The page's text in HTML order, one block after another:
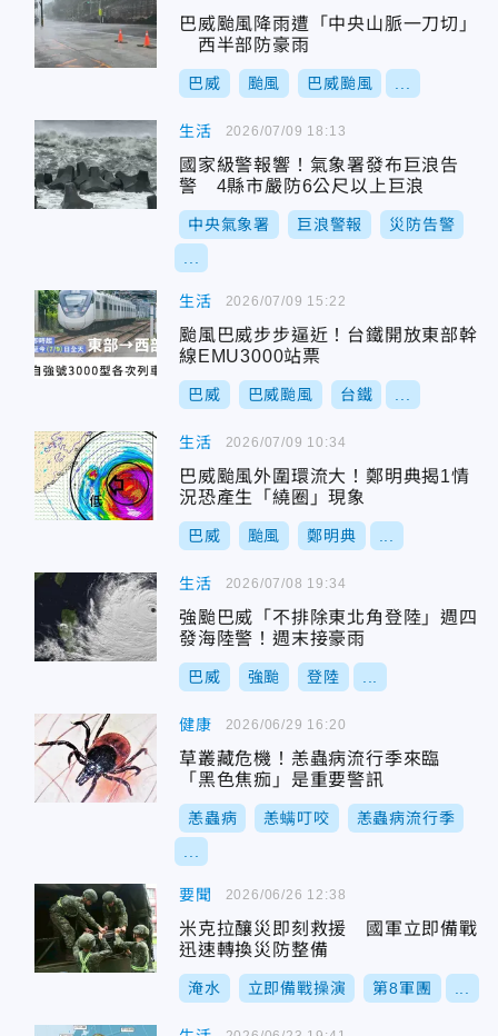
巴威颱風降雨遭「中央山脈一刀切」
西半部防豪雨
巴威 颱風 巴威颱風
生活
國家級警報響！氣象署發布巨浪告
警 4縣市嚴防6公尺以上巨浪
中央氣象署 巨浪警報 災防告警
2026/07/09 18:13
生活
颱風巴威步步逼近！台鐵開放東部幹
線EMU3000站票
巴威 巴威颱風 台鐵
2026/07/09 15:22
生活
巴威颱風外圍環流大！鄭明典揭1情
況恐產生「繞圈」現象
巴威 颱風 鄭明典
2026/07/09 10:34
生活
強颱巴威「不排除東北角登陸」週四
發海陸警！週末接豪雨
巴威 強颱 登陸
2026/07/08 19:34
健康
草叢藏危機！恙蟲病流行季來臨
「黑色焦痂」是重要警訊
恙蟲病 恙螨叮咬 恙蟲病流行季
2026/06/29 16:20
要聞
米克拉釀災即刻救援 國軍立即備戰
迅速轉換災防整備
淹水 立即備戰操演 第8軍團
2026/06/26 12:38